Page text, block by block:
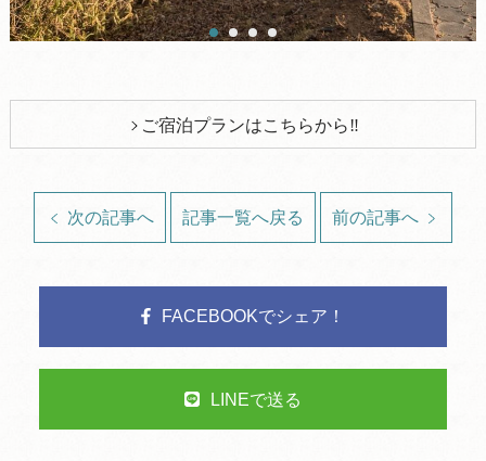
ご宿泊プランはこちらから‼
次の記事へ 記事一覧へ戻る 前の記事へ
FACEBOOKでシェア！
LINEで送る